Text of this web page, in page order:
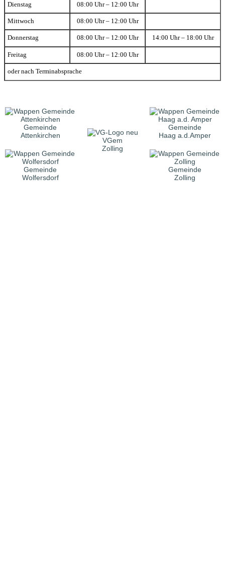
Dienstag 08:00 Uhr – 12:00 Uhr
Mittwoch 08:00 Uhr – 12:00 Uhr
Donnerstag 08:00 Uhr – 12:00 Uhr 14:00 Uhr – 18:00 Uhr
Freitag 08:00 Uhr – 12:00 Uhr
oder nach Terminabsprache
Gemeinde
Attenkirchen
VGem
Zolling
Gemeinde
Haag a.d.Amper
Gemeinde
Wolfersdorf
Gemeinde
Zolling